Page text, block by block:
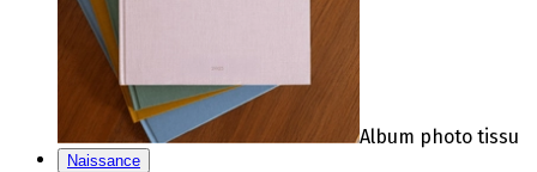
Album photo tissu
Naissance